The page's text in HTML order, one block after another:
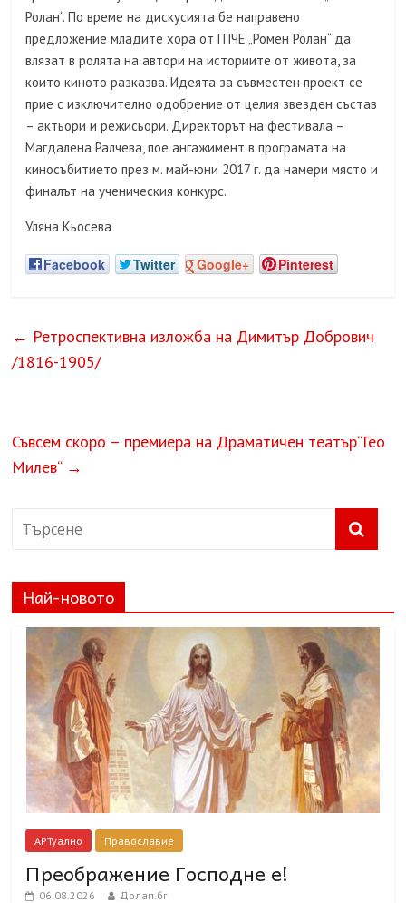
Ролан“. По време на дискусията бе направено
предложение младите хора от ГПЧЕ „Ромен Ролан“ да
влязат в ролята на автори на историите от живота, за
които киното разказва. Идеята за съвместен проект се
прие с изключително одобрение от целия звезден състав
– актьори и режисьори. Директорът на фестивала –
Магдалена Ралчева, пое ангажимент в програмата на
киносъбитието през м. май-юни 2017 г. да намери място и
финалът на ученическия конкурс.
Уляна Кьосева
Facebook Twitter Google+ Pinterest
← Ретроспективна изложба на Димитър Добрович
/1816-1905/
Съвсем скоро – премиера на Драматичен театър“Гео
Милев“ →
Най-новото
АРТуално Православие
Преображение Господне е!
06.08.2026 Долап.бг